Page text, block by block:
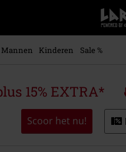
Mannen Kinderen Sale %
15% EXTRA*
Scoor het nu!